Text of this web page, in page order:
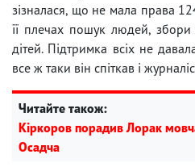
зізналася, що не мала права
її плечах пошук людей,
дітей. Підтримка всіх не
все ж таки він спіткав і
Читайте також:
Кіркоров порадив Лорак
Осадча